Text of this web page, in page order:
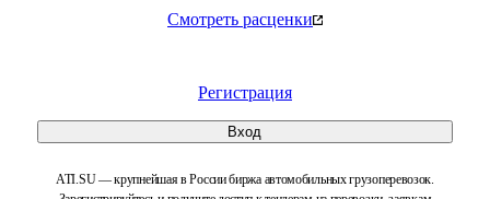
Смотреть расценки
Регистрация
Вход
ATI.SU — крупнейшая в России биржа автомобильных грузоперевозок.